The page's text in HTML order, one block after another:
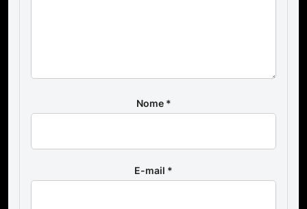
Nome *
E-mail *